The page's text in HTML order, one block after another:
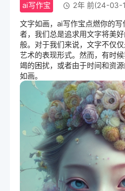
ai写作宝 2年 前(24-03-
文字如画， ai写作宝点燃你的
者，我们总是追求用文字将美
般。对于我们来说，文字不仅
艺术的表现形式。然而，有时
竭的困扰，或者由于时间和资
如画。